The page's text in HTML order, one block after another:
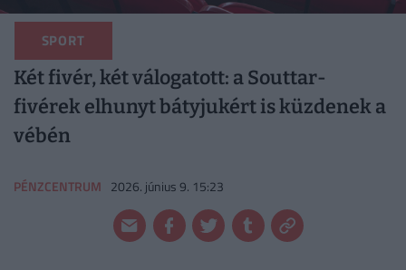
SPORT
Két fivér, két válogatott: a Souttar-
fivérek elhunyt bátyjukért is küzdenek a
vébén
PÉNZCENTRUM 2026. június 9. 15:23